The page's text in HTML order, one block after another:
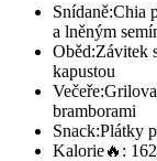
Snídaně:Chia
a lněným
Oběd:Závitek
kapustou
Večeře:
bramborami
Snack:Plátky
Kalorie🔥: